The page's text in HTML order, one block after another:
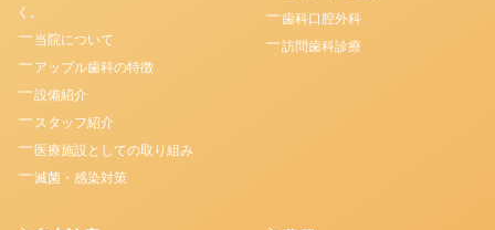
く。
当院について
アップル歯科の特徴
設備紹介
スタッフ紹介
医療施設としての取り組み
滅菌・感染対策
歯科口腔外科
訪問歯科診療